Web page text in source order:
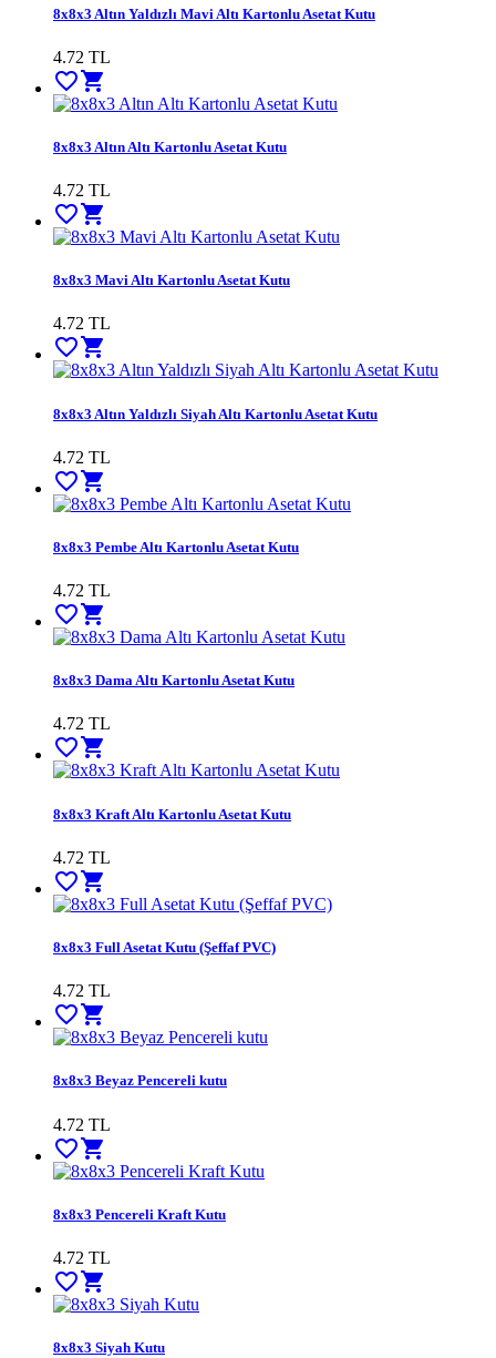
8x8x3 Altın Yaldızlı Mavi Altı Kartonlu Asetat Kutu
4.72 TL
favorite_bordershopping_cart
8x8x3 Altın Altı Kartonlu Asetat Kutu
4.72 TL
favorite_bordershopping_cart
8x8x3 Mavi Altı Kartonlu Asetat Kutu
4.72 TL
favorite_border shopping_cart
8x8x3 Altın Yaldızlı Siyah Altı Kartonlu Asetat Kutu
4.72 TL
favorite_bordershopping_cart
8x8x3 Pembe Altı Kartonlu Asetat Kutu
4.72 TL
favorite_bordershopping_cart
8x8x3 Dama Altı Kartonlu Asetat Kutu
4.72 TL
favorite_border shopping_cart
8x8x3 Kraft Altı Kartonlu Asetat Kutu
4.72 TL
favorite_bordershopping_cart
8x8x3 Full Asetat Kutu (Şeffaf PVC)
4.72 TL
favorite_bordershopping_cart
8x8x3 Beyaz Pencereli kutu
4.72 TL
favorite_bordershopping_cart
8x8x3 Pencereli Kraft Kutu
4.72 TL
favorite_bordershopping_cart
8x8x3 Siyah Kutu